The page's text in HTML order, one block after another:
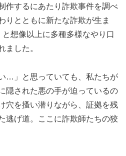
作するにあたり詐欺事件を調べ
りとともに新たな詐欺が生ま
想像以上に多種多様なやり口
ました。
…」と思っていても、私たちが
隠された悪の手が迫っているの
穴を搔い潜りながら、証拠を残
逃げ道。ここに詐欺師たちの狡